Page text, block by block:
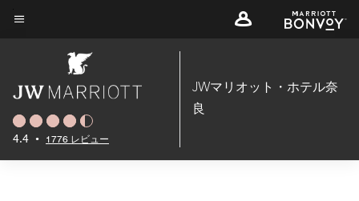
Skip
4.4 • 1776 レビュー
JWマリオット・ホテル奈
良